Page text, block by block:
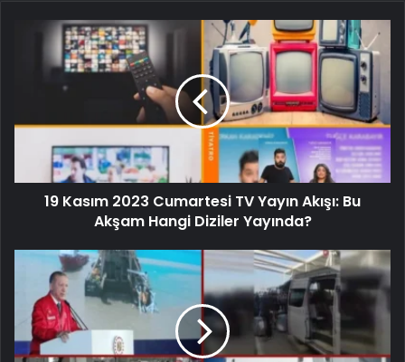
19 Kasım 2023 Cumartesi TV Yayın Akışı: Bu
Akşam Hangi Diziler Yayında?